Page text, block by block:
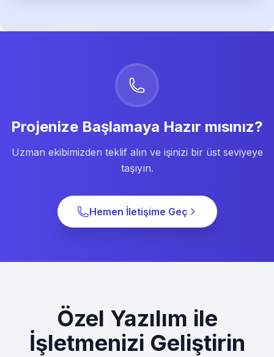
Projenize Başlamaya Hazır mısınız?
Uzman ekibimizden teklif alın ve işinizi bir üst seviyeye
taşıyın.
Hemen İletişime Geç
Özel Yazılım ile
İşletmenizi Geliştirin